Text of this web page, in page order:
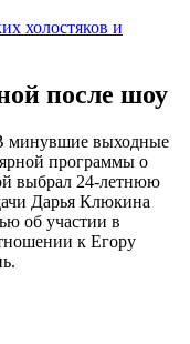
холостяков и
после шоу
минувшие выходные
программы о
выбрал 24-летнюю
Дарья Клюкина
об участии в
к Егору